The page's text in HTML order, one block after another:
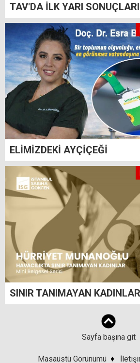
TAV'DA İLK YARI SONUÇLARI
ELİMİZDEKİ AYÇİÇEĞİ
SINIR TANIMAYAN KADINLAR
Sayfa başına git
Masaüstü Görünümü ♦